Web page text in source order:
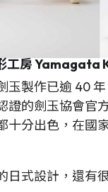
工房 Yamagata
玉製作已逾 40
證的劍玉協會官
十分出色，在國
日式設計，還有